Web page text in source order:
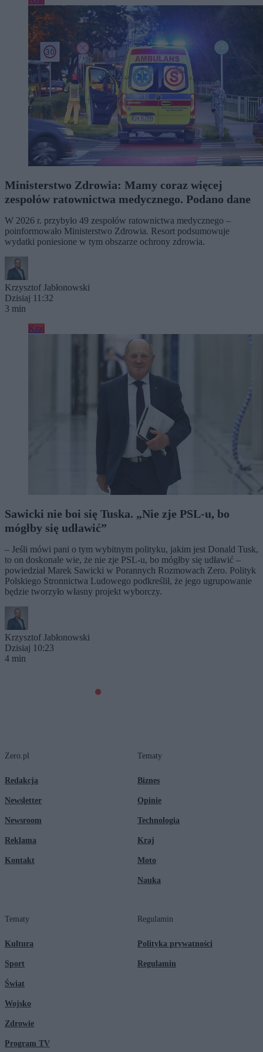
Ministerstwo Zdrowia: Mamy coraz więcej
zespołów ratownictwa medycznego. Podano dane
W 2026 r. przybyło 49 zespołów ratownictwa medycznego –
poinformowało Ministerstwo Zdrowia. Resort podsumowuje
wydatki poniesione w tym obszarze ochrony zdrowia.
Krzysztof Jabłonowski
Dzisiaj 11:32
3 min
Kraj
Sawicki nie boi się Tuska. „Nie zje PSL-u, bo
mógłby się udławić”
– Jeśli mówi pani o tym wybitnym polityku, jakim jest Donald Tusk,
to on doskonale wie, że nie zje PSL-u, bo mógłby się udławić –
powiedział Marek Sawicki w Porannych Rozmowach Zero. Polityk
Polskiego Stronnictwa Ludowego podkreślił, że jego ugrupowanie
będzie tworzyło własny projekt wyborczy.
Krzysztof Jabłonowski
Dzisiaj 10:23
4 min
Zero.pl
Redakcja
Newsletter
Newsroom
Reklama
Kontakt
Tematy
Biznes
Opinie
Technologia
Kraj
Moto
Nauka
Tematy
Kultura
Sport
Świat
Wojsko
Zdrowie
Program TV
Regulamin
Polityka prywatności
Regulamin